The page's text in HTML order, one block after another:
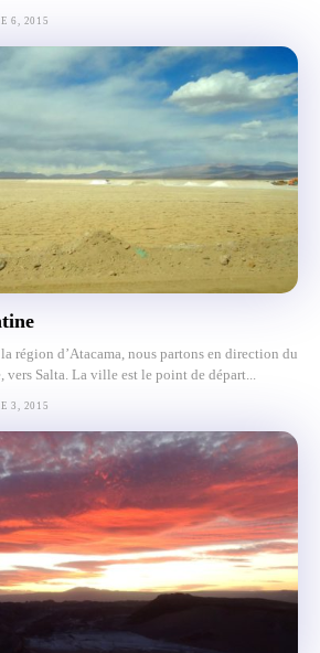
6, 2015
région d’Atacama, nous partons en direction du
vers Salta. La ville est le point de départ...
3, 2015